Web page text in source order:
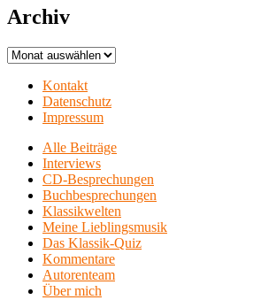
Archiv
Archiv
Kontakt
Datenschutz
Impressum
Alle Beiträge
Interviews
CD-Besprechungen
Buchbesprechungen
Klassikwelten
Meine Lieblingsmusik
Das Klassik-Quiz
Kommentare
Autorenteam
Über mich